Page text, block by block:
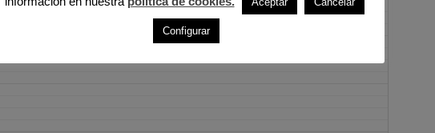
Configurar